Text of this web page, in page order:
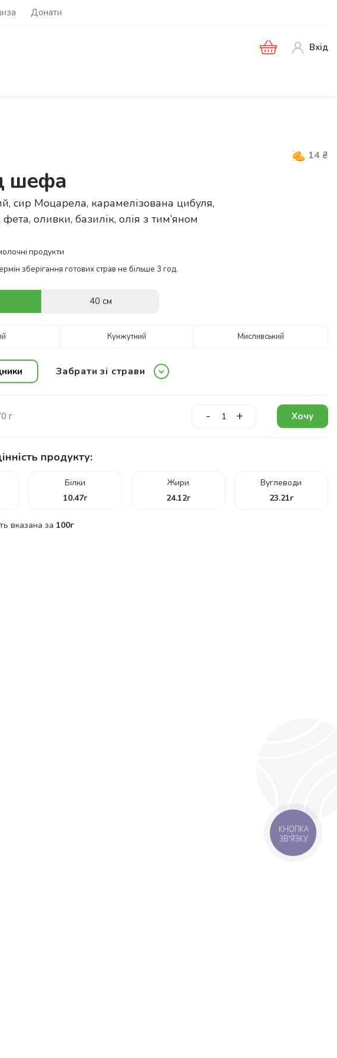
Донати
Вхід
14 ₴
шефа
сир Моцарела, карамелізована цибуля,
фета, оливки, базилік, олія з тим’яном
продукти
зберігання готових страв не більше 3 год.
40 см
Кунжутний Мисливський
Забрати зі страви
г - + Хочу
продукту:
Білки
10.47г
Жири
24.12г
Вуглеводи
23.21г
вказана за 100г
Подарунки, про які не всі знають
Безкоштовні піци та роли — шукай у нашому Telegram
КНОПКА
ЗВ'ЯЗКУ